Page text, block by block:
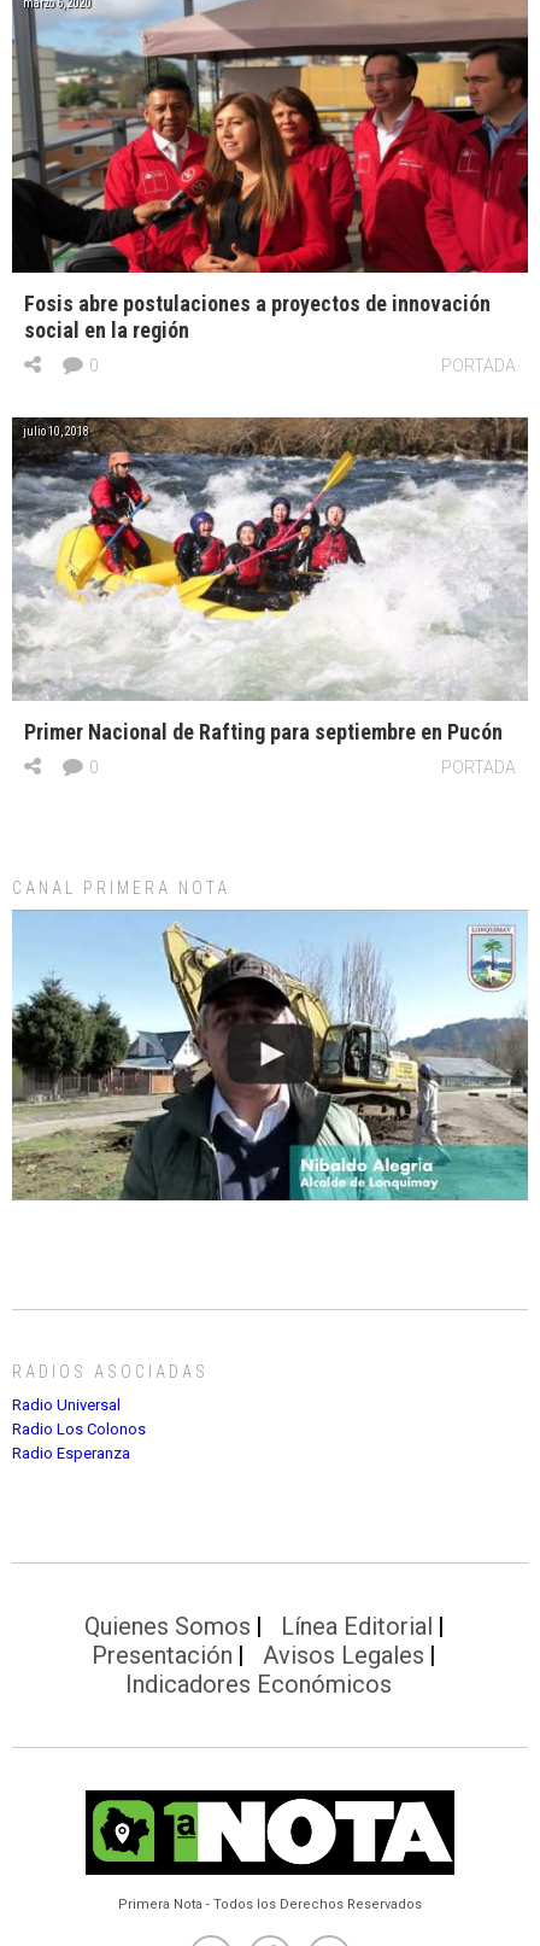
Fosis abre postulaciones a proyectos de innovación
social en la región
PORTADA
0
julio 10, 2018
Primer Nacional de Rafting para septiembre en Pucón
PORTADA
0
CANAL PRIMERA NOTA
RADIOS ASOCIADAS
Radio Universal
Radio Los Colonos
Radio Esperanza
Quienes Somos
Línea Editorial
Presentación
Avisos Legales
Indicadores Económicos
Primera Nota - Todos los Derechos Reservados